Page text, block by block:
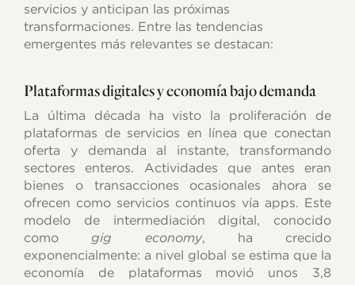
servicios y anticipan las próximas
transformaciones. Entre las tendencias
emergentes más relevantes se destacan:
Plataformas digitales y economía bajo demanda
La última década ha visto la proliferación de
plataformas de servicios en línea que conectan
oferta y demanda al instante, transformando
sectores enteros. Actividades que antes eran
bienes o transacciones ocasionales ahora se
ofrecen como servicios continuos vía apps. Este
modelo de intermediación digital, conocido
como gig economy, ha crecido
exponencialmente: a nivel global se estima que la
economía de plataformas movió unos 3,8